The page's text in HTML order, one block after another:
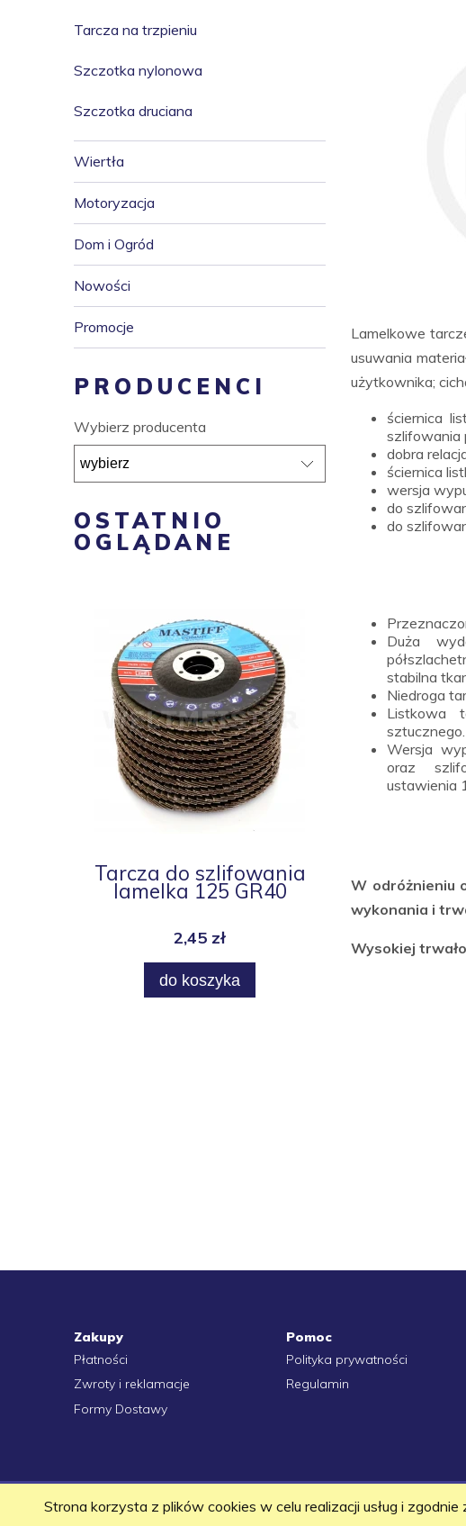
Strona korzysta z plików cookies w celu realizacji usług i zgodnie
Tarcza na trzpieniu
Szczotka nylonowa
Szczotka druciana
Wiertła
Motoryzacja
Dom i Ogród
Nowości
Promocje
PRODUCENCI
Wybierz producenta
OSTATNIO
OGLĄDANE
Tarcza do szlifowania
lamelka 125 GR40
2,45 zł
do koszyka
Lamelkowe
usuwania
użytkownika;
ściernica
szlifowania
dobra
ściernica
wersja
do
do
Duża
stabilna
Niedroga
Listkowa
sztucznego.
Wersja
oraz
ustawienia
W odróżnieniu
wykonania i
Wysokiej
Zakupy
Płatności
Zwroty i reklamacje
Formy Dostawy
Pomoc
Polityka prywatności
Regulamin
projekt i wdrożenie Sklep internetowy Shoper.pl